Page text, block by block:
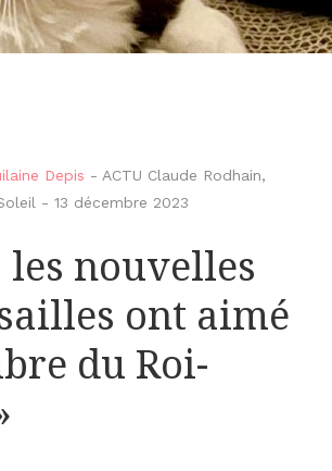
Depis - ACTU Claude Rodhain,
- 13 décembre 2023
les nouvelles
ont aimé
du Roi-